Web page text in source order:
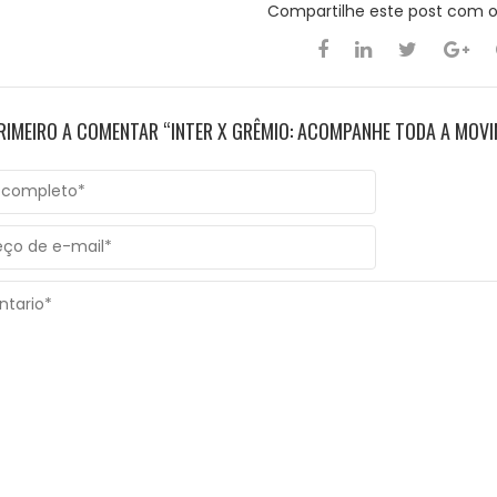
Compartilhe este post com
A COMENTAR “INTER X GRÊMIO: ACOMPANHE TODA A